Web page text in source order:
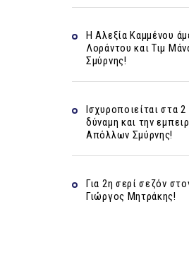
Η Αλεξία Καμμένου
Λοράντου και Τιμ
Σμύρνης!
Ισχυροποιείται στα
δύναμη και την
Απόλλων Σμύρνης!
Για 2η σερί σεζόν
Γιώργος Μητράκης!